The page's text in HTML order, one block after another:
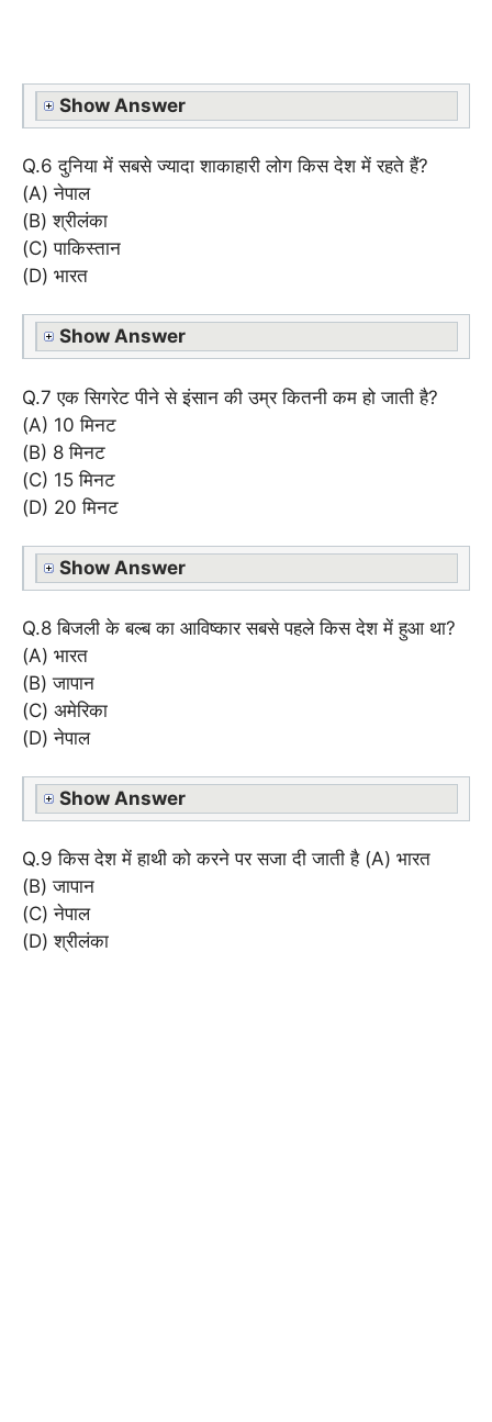
Show Answer
Q.6 दुनिया में सबसे ज्यादा शाकाहारी लोग किस देश में रहते हैं?
(A) नेपाल
(B) श्रीलंका
(C) पाकिस्तान
(D) भारत
Show Answer
Q.7 एक सिगरेट पीने से इंसान की उम्र कितनी कम हो जाती है?
(A) 10 मिनट
(B) 8 मिनट
(C) 15 मिनट
(D) 20 मिनट
Show Answer
Q.8 बिजली के बल्ब का आविष्कार सबसे पहले किस देश में हुआ था?
(A) भारत
(B) जापान
(C) अमेरिका
(D) नेपाल
Show Answer
Q.9 किस देश में हाथी को करने पर सजा दी जाती है (A) भारत
(B) जापान
(C) नेपाल
(D) श्रीलंका